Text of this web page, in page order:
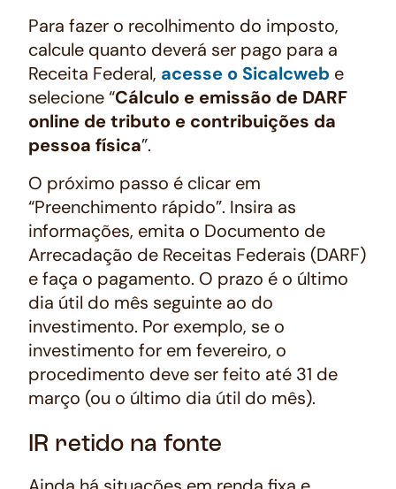
Para fazer o recolhimento do imposto,
calcule quanto deverá ser pago para a
Receita Federal, acesse o Sicalcweb e
selecione “Cálculo e emissão de DARF
online de tributo e contribuições da
pessoa física”.
O próximo passo é clicar em
“Preenchimento rápido”. Insira as
informações, emita o Documento de
Arrecadação de Receitas Federais (DARF)
e faça o pagamento. O prazo é o último
dia útil do mês seguinte ao do
investimento. Por exemplo, se o
investimento for em fevereiro, o
procedimento deve ser feito até 31 de
março (ou o último dia útil do mês).
IR retido na fonte